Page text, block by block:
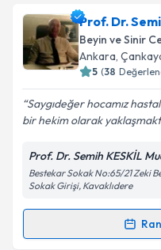
almanız için bir
bilgilendireceğiz.
E-posta Adresiniz
Kişisel
Metni 'ni
kapsamda
Prof. Dr.
Beyin ve Sinir
Ankara,
5 (38
Saygıdeğer hocamız
bir hekim olarak
Prof. Dr. Semih KESKİL
Bestekar Sokak No:65/21 Zeki
Sokak Girişi, Kavaklıdere
Randevu